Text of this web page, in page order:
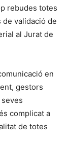
rebudes totes
validació de
al Jurat de
en
gestors
complicat a
de totes